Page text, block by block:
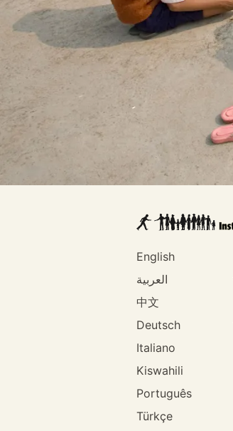
English
العربية
中文
Deutsch
Italiano
Kiswahili
Português
Türkçe